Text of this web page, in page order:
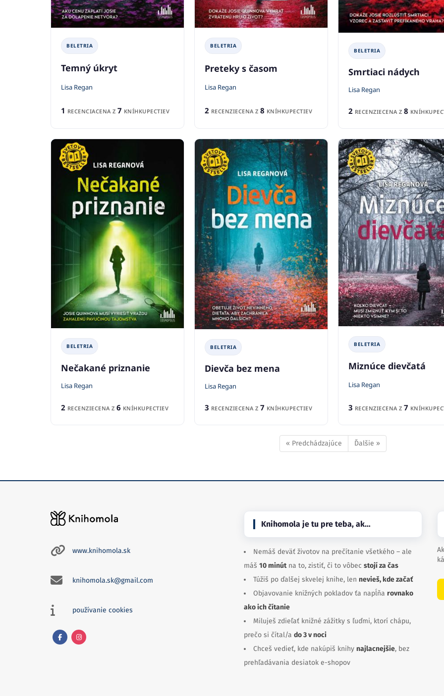
BELETRIA
Temný úkryt
Lisa Regan
1 RECENCIACENA Z 7 KNÍHKUPECTIEV
BELETRIA
Preteky s časom
Lisa Regan
2 RECENZIECENA Z 8 KNÍHKUPECTIEV
BELETRIA
Smrtiaci nádych
Lisa Regan
2 RECENZIECENA Z 8
BELETRIA
Nečakané priznanie
Lisa Regan
2 RECENZIECENA Z 6 KNÍHKUPECTIEV
BELETRIA
Dievča bez mena
Lisa Regan
3 RECENZIECENA Z 7 KNÍHKUPECTIEV
BELETRIA
Miznúce dievčatá
Lisa Regan
3 RECENZIECENA Z 7
« Predchádzajúce Ďalšie »
www.knihomola.sk
knihomola.sk@gmail.com
používanie cookies
Knihomola je tu pre teba, ak…
Nemáš deväť životov na prečítanie všetkého – ale
máš 10 minútna to, zistiť, či to vôbec stojí za čas
Túžiš po ďalšej skvelej knihe, len nevieš, kde začať
Objavovanie knižných pokladov ťa napĺňa rovnako
ako ich čítanie
Miluješ zdieľať knižné zážitky s ľuďmi, ktorí chápu,
prečo si čítal/a do 3 v noci
Chceš vedieť, kde nakúpiš knihy najlacnejšie, bez
prehľadávania desiatok e-shopov